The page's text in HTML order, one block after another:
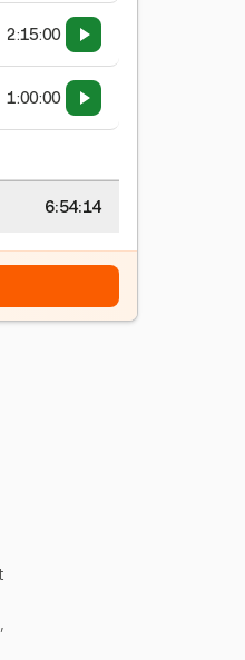
2:15:00
1:00:00
6:54:15